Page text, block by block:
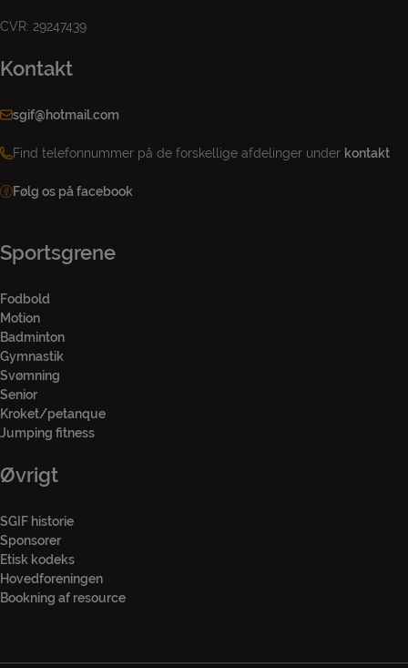
CVR: 29247439
Kontakt
sgif@hotmail.com
Find telefonnummer på de forskellige afdelinger under kontakt
Følg os på facebook
Sportsgrene
Fodbold
Motion
Badminton
Gymnastik
Svømning
Senior
Kroket/petanque
Jumping fitness
Øvrigt
SGIF historie
Sponsorer
Etisk kodeks
Hovedforeningen
Bookning af resource